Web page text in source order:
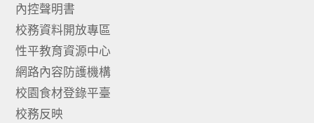
內控聲明書
校務資料開放專區
性平教育資源中心
網路內容防護機構
校園食材登錄平臺
校務反映